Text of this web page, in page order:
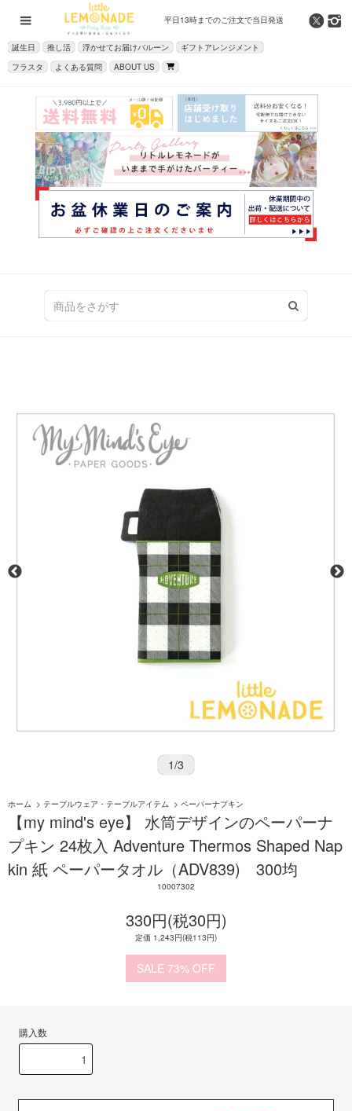
平日13時までのご注文で当日発送
誕生日 推し活 浮かせてお届けバルーン
ギフトアレンジメント
フラスタ
よくある質問 ABOUT US
1/3
ホーム > テーブルウェア・テーブルアイテム > ペーパーナプキン
【my mind's eye】 水筒デザインのペーパーナ
プキン 24枚入 Adventure Thermos Shaped Nap
kin 紙 ペーパータオル（ADV839) 300均
10007302
330円(税30円)
定価 1,243円(税113円)
73%
購入数